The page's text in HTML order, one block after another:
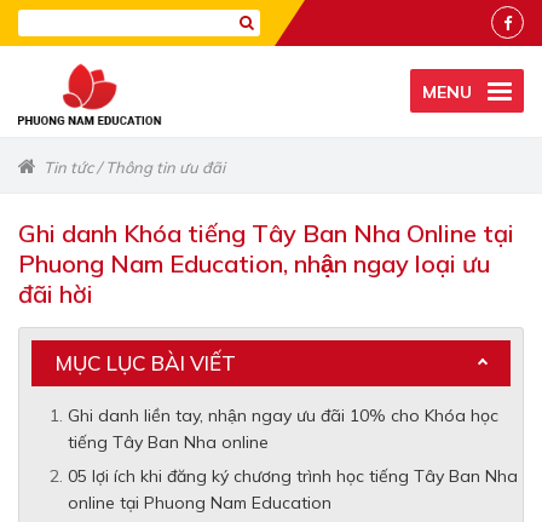
MENU
Tin tức/Thông tin ưu đãi
Ghi danh Khóa tiếng Tây Ban Nha Online tại
Phuong Nam Education, nhận ngay loại ưu
đãi hời
MỤC LỤC BÀI VIẾT
Ghi danh liền tay, nhận ngay ưu đãi 10% cho Khóa học
tiếng Tây Ban Nha online
05 lợi ích khi đăng ký chương trình học tiếng Tây Ban Nha
online tại Phuong Nam Education